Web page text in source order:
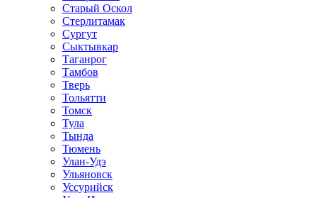
Старый Оскол
Стерлитамак
Сургут
Сыктывкар
Таганрог
Тамбов
Тверь
Тольятти
Томск
Тула
Тында
Тюмень
Улан-Удэ
Ульяновск
Уссурийск